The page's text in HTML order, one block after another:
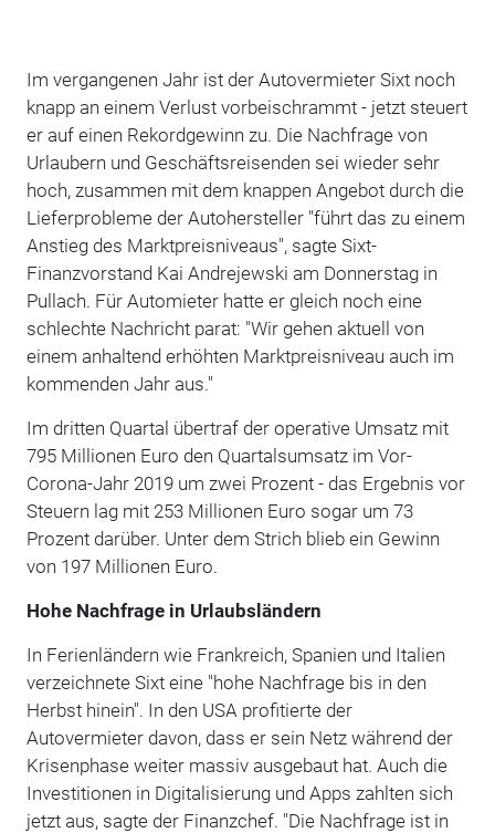
Im vergangenen Jahr ist der Autovermieter Sixt noch
knapp an einem Verlust vorbeischrammt - jetzt steuert
er auf einen Rekordgewinn zu. Die Nachfrage von
Urlaubern und Geschäftsreisenden sei wieder sehr
hoch, zusammen mit dem knappen Angebot durch die
Lieferprobleme der Autohersteller "führt das zu einem
Anstieg des Marktpreisniveaus", sagte Sixt-
Finanzvorstand Kai Andrejewski am Donnerstag in
Pullach. Für Automieter hatte er gleich noch eine
schlechte Nachricht parat: "Wir gehen aktuell von
einem anhaltend erhöhten Marktpreisniveau auch im
kommenden Jahr aus."
Im dritten Quartal übertraf der operative Umsatz mit
795 Millionen Euro den Quartalsumsatz im Vor-
Corona-Jahr 2019 um zwei Prozent - das Ergebnis vor
Steuern lag mit 253 Millionen Euro sogar um 73
Prozent darüber. Unter dem Strich blieb ein Gewinn
von 197 Millionen Euro.
Hohe Nachfrage in Urlaubsländern
In Ferienländern wie Frankreich, Spanien und Italien
verzeichnete Sixt eine "hohe Nachfrage bis in den
Herbst hinein". In den USA profitierte der
Autovermieter davon, dass er sein Netz während der
Krisenphase weiter massiv ausgebaut hat. Auch die
Investitionen in Digitalisierung und Apps zahlten sich
jetzt aus, sagte der Finanzchef. "Die Nachfrage ist in